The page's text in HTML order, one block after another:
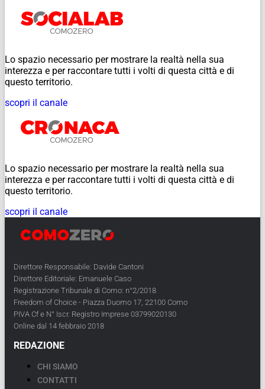
Lo spazio necessario per mostrare la realtà nella sua
interezza e per raccontare tutti i volti di questa città e di
questo territorio.
scopri il canale
Lo spazio necessario per mostrare la realtà nella sua
interezza e per raccontare tutti i volti di questa città e di
questo territorio.
scopri il canale
Direttore Responsabile: Davide Cantoni
Direttore Editoriale: Emanuele Caso
Registrazione Tribunale di Como: n°2/2018
Freedom of Choice - Piazza Duomo 17, 22100 Como
PIVA Cf e N° Iscr. Registro Imprese 03799020130
Online dal 14 febbraio 2018
REDAZIONE
CHI SIAMO
CONTATTI